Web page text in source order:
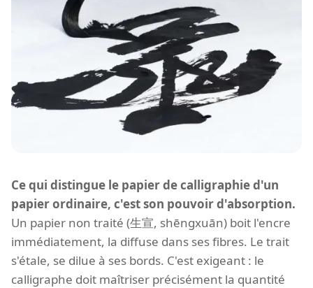
Ce qui distingue le papier de calligraphie d'un
papier ordinaire, c'est son pouvoir d'absorption.
Un papier non traité (生宣, shēngxuān) boit l'encre
immédiatement, la diffuse dans ses fibres. Le trait
s'étale, se dilue à ses bords. C'est exigeant : le
calligraphe doit maîtriser précisément la quantité